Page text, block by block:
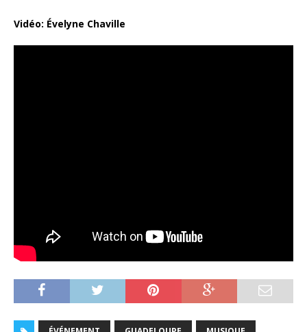
Vidéo: Évelyne Chaville